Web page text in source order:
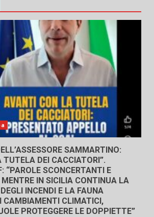
SAMMARTINO:
TUTELA DEI CACCIATORI”.
“PAROLE SCONCERTANTI E
MENTRE IN SICILIA CONTINUA LA
INCENDI E LA FAUNA
CAMBIAMENTI CLIMATICI,
PROTEGGERE LE DOPPIETTE”